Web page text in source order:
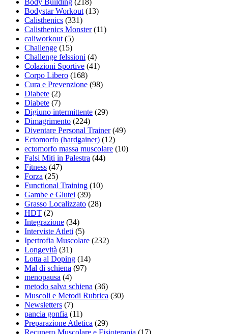
Body Building (218)
Bodystar Workout(13)
Calisthenics (331)
Calisthenics Monster(11)
caliworkout(5)
Challenge (15)
Challenge felssioni (4)
Colazioni Sportive (41)
Corpo Libero (168)
Cura e Prevenzione (98)
Diabete (2)
Diabete (7)
Digiuno intermittente (29)
Dimagrimento (224)
Diventare Personal Trainer(49)
Ectomorfo (hardgainer) (12)
ectomorfo massa muscolare (10)
Falsi Miti in Palestra (44)
Fitness (47)
Forza (25)
Functional Training (10)
Gambe e Glutei (39)
Grasso Localizzato (28)
HDT (2)
Integrazione (34)
Interviste Atleti (5)
Ipertrofia Muscolare (232)
Longevità (31)
Lotta al Doping (14)
Mal di schiena (97)
menopausa (4)
metodo salva schiena (36)
Muscoli e Metodi Rubrica (30)
Newsletters (7)
pancia gonfia (11)
Preparazione Atletica (29)